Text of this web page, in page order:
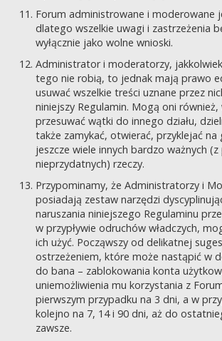
Forum administrowane i moderowane
dlatego wszelkie uwagi i zastrzeżenia
wyłącznie jako wolne wnioski.
Administrator i moderatorzy,
tego nie robią, to jednak mają prawo
usuwać wszelkie treści uznane przez
niniejszy Regulamin. Mogą oni
przesuwać wątki do innego działu,
także zamykać, otwierać, przyklejać na
jeszcze wiele innych bardzo ważnych
nieprzydatnych) rzeczy.
Przypominamy, że Administratorzy i
posiadają zestaw narzędzi
naruszania niniejszego Regulaminu
w przypływie odruchów władczych,
ich użyć. Począwszy od delikatnej
ostrzeżeniem, które może nastąpić w
do bana – zablokowania konta
uniemożliwienia mu korzystania z
pierwszym przypadku na 3 dni, a w
kolejno na 7, 14 i 90 dni, aż do
zawsze.